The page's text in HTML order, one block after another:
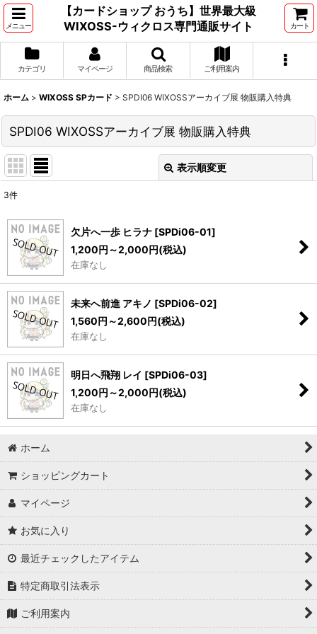
メニュー
【カードショップ おうち】世界最大級
WIXOSS-ウィクロス専門通販サイト
カート
カテゴリ マイページ 商品検索 ご利用案内
ホーム > WIXOSS SPカード > SPDI06 WIXOSSアーカイブ展 物販購入特典
SPDI06 WIXOSSアーカイブ展 物販購入特典
表示順変更
並び順:
絞り込む
3件
欠片へ一歩 ヒラナ [SPDi06-01]
1,200円 ～2,000円(税込)
在庫なし
未来へ前進 アキノ [SPDi06-02]
1,560円 ～2,600円(税込)
在庫なし
明日へ飛翔 レイ [SPDi06-03]
1,200円 ～2,000円(税込)
在庫なし
ホーム
ショッピングカート
マイページ
お気に入り
最近チェックしたアイテム
特定商取引法表示
ご利用案内